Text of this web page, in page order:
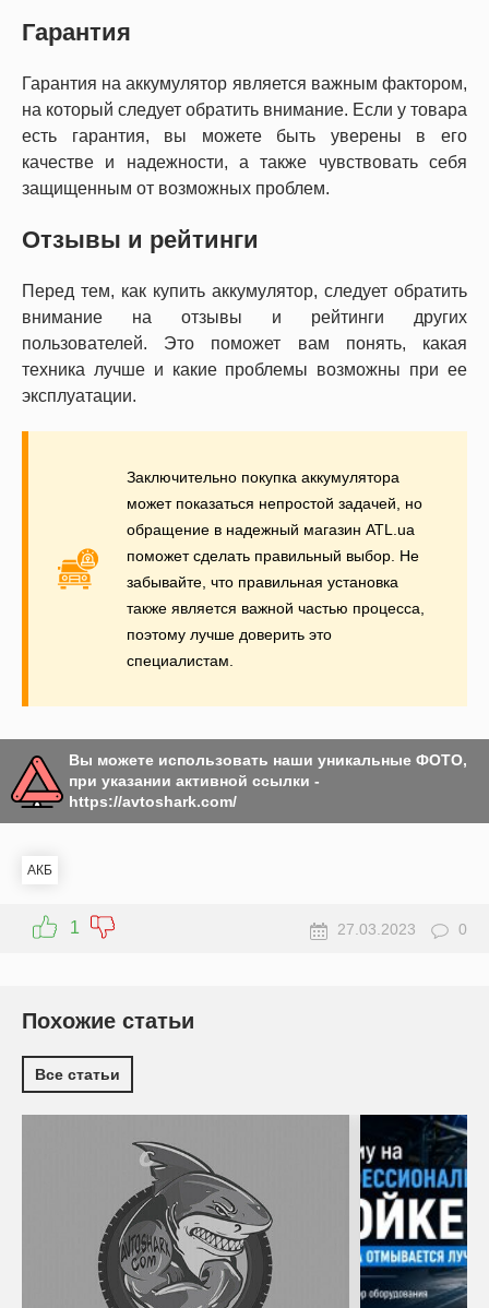
Гарантия
Гарантия на аккумулятор является важным фактором,
на который следует обратить внимание. Если у товара
есть гарантия, вы можете быть уверены в его
качестве и надежности, а также чувствовать себя
защищенным от возможных проблем.
Отзывы и рейтинги
Перед тем, как купить аккумулятор, следует обратить
внимание на отзывы и рейтинги других
пользователей. Это поможет вам понять, какая
техника лучше и какие проблемы возможны при ее
эксплуатации.
Заключительно покупка аккумулятора
может показаться непростой задачей, но
обращение в надежный магазин ATL.ua
поможет сделать правильный выбор. Не
забывайте, что правильная установка
также является важной частью процесса,
поэтому лучше доверить это
специалистам.
Вы можете использовать наши уникальные ФОТО,
при указании активной ссылки -
https://avtoshark.com/
АКБ
1 27.03.2023 0
Похожие статьи
Все статьи